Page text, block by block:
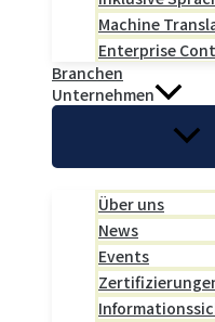
Machine
Enterprise
Branchen
Unternehmen
Über uns
News
Events